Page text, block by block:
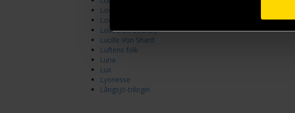
Love Between Fairy and Devil
Love's Academic
Lovecraft Country
Lucille Von Shard
Luftens folk
Luna
Lux
Lyonesse
Långsjö-trilogin